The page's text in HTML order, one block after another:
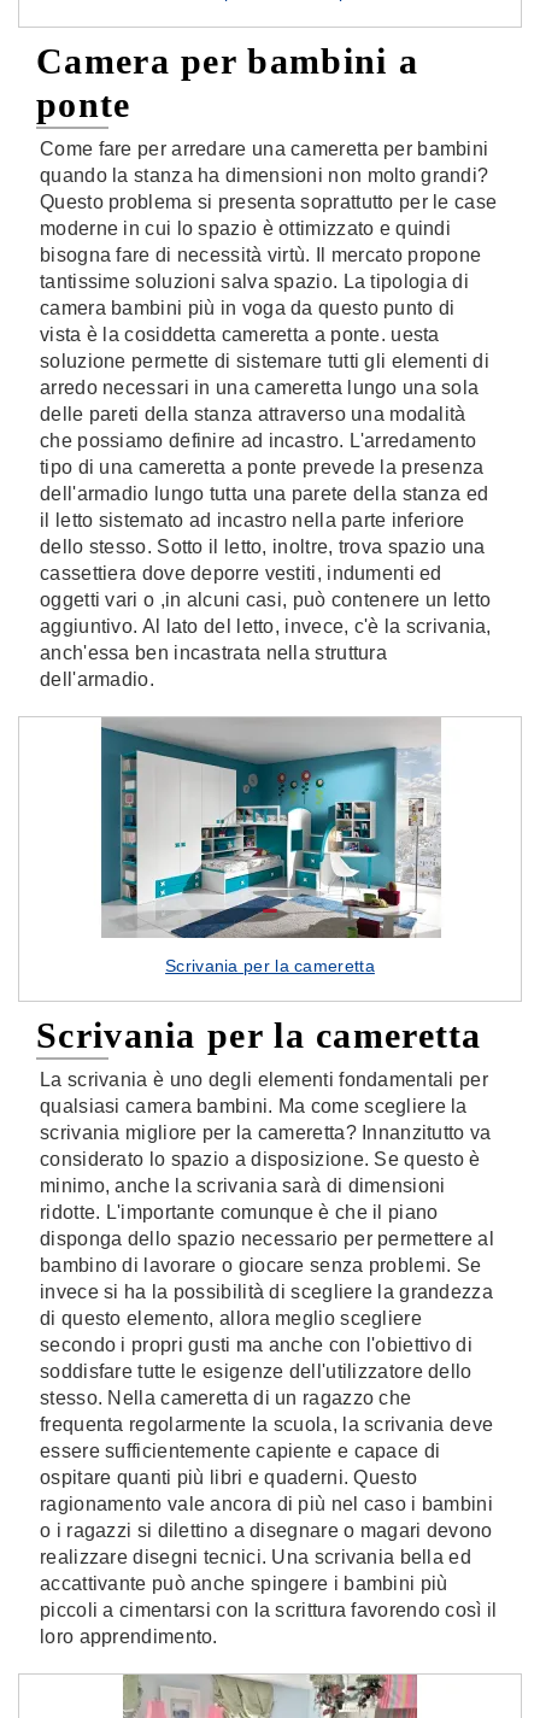
Camera per bambini a
ponte
Come fare per arredare una cameretta per bambini
quando la stanza ha dimensioni non molto grandi?
Questo problema si presenta soprattutto per le case
moderne in cui lo spazio è ottimizzato e quindi
bisogna fare di necessità virtù. Il mercato propone
tantissime soluzioni salva spazio. La tipologia di
camera bambini più in voga da questo punto di
vista è la cosiddetta cameretta a ponte. uesta
soluzione permette di sistemare tutti gli elementi di
arredo necessari in una cameretta lungo una sola
delle pareti della stanza attraverso una modalità
che possiamo definire ad incastro. L'arredamento
tipo di una cameretta a ponte prevede la presenza
dell'armadio lungo tutta una parete della stanza ed
il letto sistemato ad incastro nella parte inferiore
dello stesso. Sotto il letto, inoltre, trova spazio una
cassettiera dove deporre vestiti, indumenti ed
oggetti vari o ,in alcuni casi, può contenere un letto
aggiuntivo. Al lato del letto, invece, c'è la scrivania,
anch'essa ben incastrata nella struttura
dell'armadio.
Scrivania per la cameretta
Scrivania per la cameretta
La scrivania è uno degli elementi fondamentali per
qualsiasi camera bambini. Ma come scegliere la
scrivania migliore per la cameretta? Innanzitutto va
considerato lo spazio a disposizione. Se questo è
minimo, anche la scrivania sarà di dimensioni
ridotte. L'importante comunque è che il piano
disponga dello spazio necessario per permettere al
bambino di lavorare o giocare senza problemi. Se
invece si ha la possibilità di scegliere la grandezza
di questo elemento, allora meglio scegliere
secondo i propri gusti ma anche con l'obiettivo di
soddisfare tutte le esigenze dell'utilizzatore dello
stesso. Nella cameretta di un ragazzo che
frequenta regolarmente la scuola, la scrivania deve
essere sufficientemente capiente e capace di
ospitare quanti più libri e quaderni. Questo
ragionamento vale ancora di più nel caso i bambini
o i ragazzi si dilettino a disegnare o magari devono
realizzare disegni tecnici. Una scrivania bella ed
accattivante può anche spingere i bambini più
piccoli a cimentarsi con la scrittura favorendo così il
loro apprendimento.